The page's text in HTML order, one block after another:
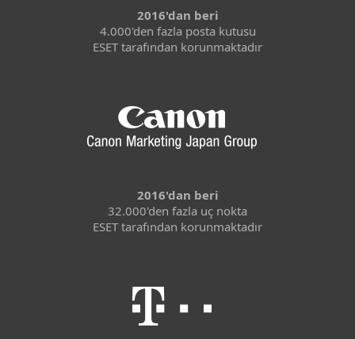
2016'dan beri
4.000'den fazla posta kutusu
ESET tarafından korunmaktadır
2016'dan beri
32.000'den fazla uç nokta
ESET tarafından korunmaktadır